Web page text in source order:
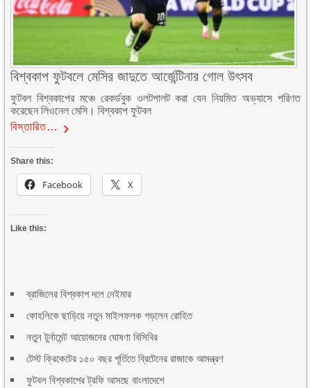
বিশ্বকাপ ফুটবলে মেসির জাদুতে আর্জেন্টিনার গোল উৎসব
ফুটবল বিশ্বকাপের মঞ্চে রেকর্ডবুক ওলটপালট করা যেন নিয়মিত অভ্যাসে পরিণত
করেছেন লিওনেল মেসি। বিশ্বকাপ ফুটবল
বিস্তারিত…
Share this:
Facebook X
Like this:
ব্রাজিলের বিশ্বকাপ দলে নেইমার
কোহলিকে ছাড়িয়ে নতুন মাইলফলক গড়লেন রোহিত
নতুন টুর্নামেন্ট আয়োজনের ঘোষণা বিসিবির
টেস্ট ক্রিকেটের ১৫০ বছর পূর্তিতে ব্রিটেনের রাজাকে আমন্ত্রণ
ফুটবল বিশ্বকাপের ট্রফি আসছে বাংলাদেশে